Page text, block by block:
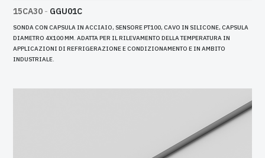
15CA30 - GGU01C
SONDA CON CAPSULA IN ACCIAIO, SENSORE PT100, CAVO IN SILICONE, CAPSULA
DIAMETRO 4X100 MM. ADATTA PER IL RILEVAMENTO DELLA TEMPERATURA IN
APPLICAZIONI DI REFRIGERAZIONE E CONDIZIONAMENTO E IN AMBITO
INDUSTRIALE.